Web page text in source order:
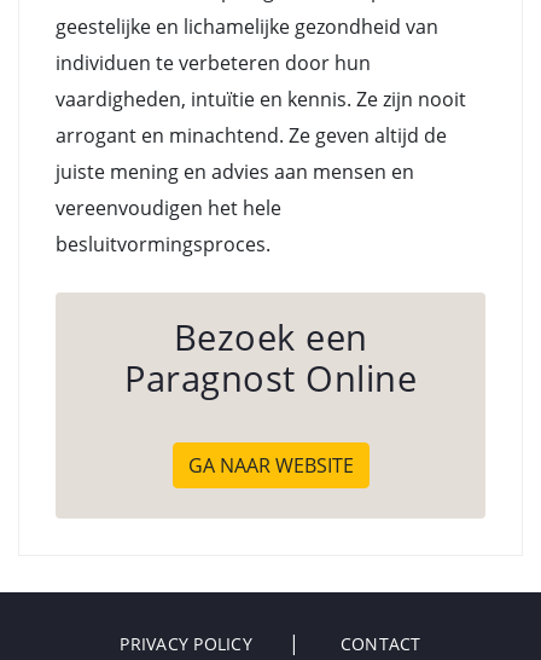
geestelijke en lichamelijke gezondheid van
individuen te verbeteren door hun
vaardigheden, intuïtie en kennis. Ze zijn nooit
arrogant en minachtend. Ze geven altijd de
juiste mening en advies aan mensen en
vereenvoudigen het hele
besluitvormingsproces.
Bezoek een
Paragnost Online
GA NAAR WEBSITE
PRIVACY POLICY CONTACT